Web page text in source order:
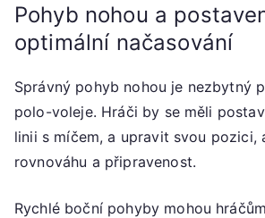
Pohyb nohou a
optimální načasování
Správný pohyb nohou je nezbytný
polo-voleje. Hráči by se měli
linii s míčem, a upravit svou pozici,
rovnováhu a připravenost.
Rychlé boční pohyby mohou